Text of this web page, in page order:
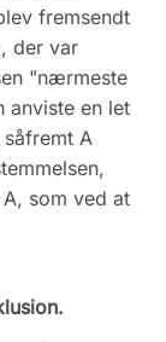
fremsendt
der var
"nærmeste
anviste en let
A
som ved at